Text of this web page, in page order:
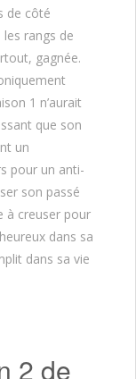
de côté
les rangs de
gagnée.
1 n’aurait
que son
un
pour un anti-
son passé
à creuser pour
dans sa
dans sa vie
2 de